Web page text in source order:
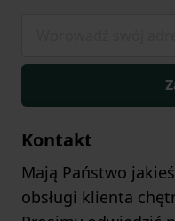
Kontakt
Mają Państwo
obsługi klienta